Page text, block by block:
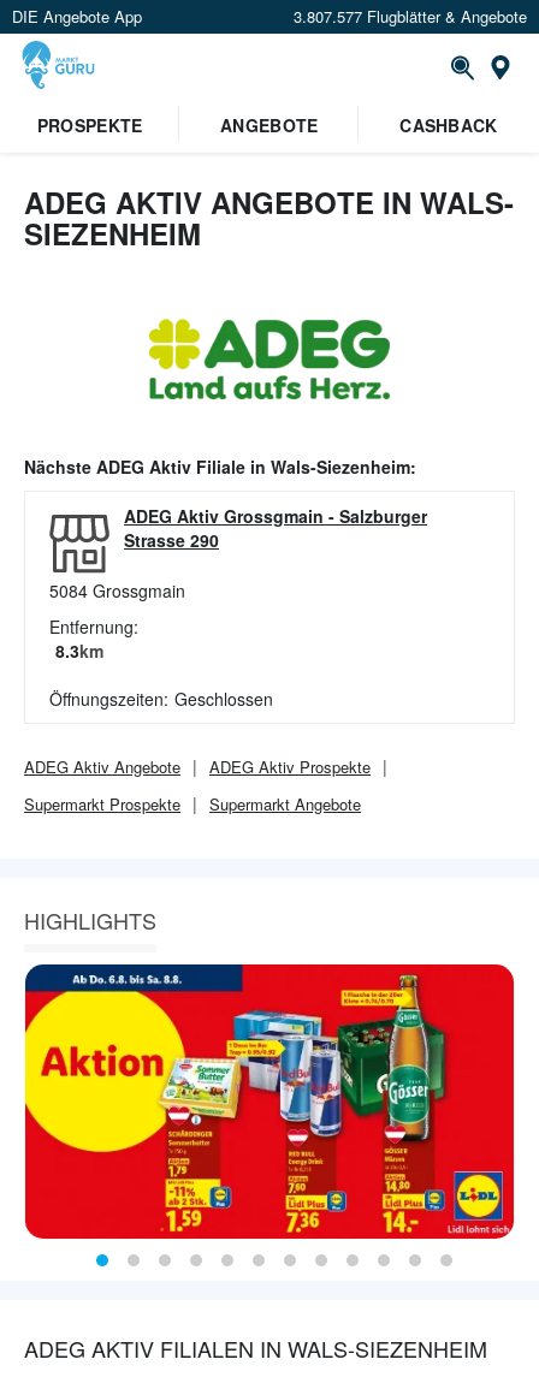
DIE Angebote App 3.807.577 Flugblätter & Angebote
PROSPEKTE
ANGEBOTE CASHBACK
ADEG AKTIV ANGEBOTE IN WALS-
SIEZENHEIM
Nächste ADEG Aktiv Filiale in Wals-Siezenheim:
ADEG Aktiv Grossgmain - Salzburger
Strasse 290
5084 Grossgmain
Entfernung:
8.3km
Öffnungszeiten: Geschlossen
ADEG Aktiv Angebote ADEG Aktiv Prospekte
Supermarkt Prospekte Supermarkt Angebote
HIGHLIGHTS
ADEG AKTIV FILIALEN IN WALS-SIEZENHEIM